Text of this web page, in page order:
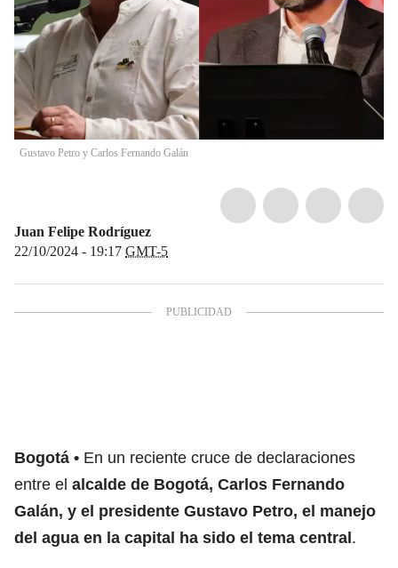
Gustavo Petro y Carlos Fernando Galán
Juan Felipe Rodríguez
22/10/2024 - 19:17 GMT-5
Bogotá
En un reciente cruce de declaraciones
entre el alcalde de Bogotá, Carlos Fernando
Galán, y el presidente Gustavo Petro, el manejo
del agua en la capital ha sido el tema central.